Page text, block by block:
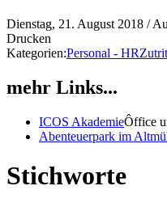
Dienstag, 21. August 2018 /
Drucken
Kategorien:Personal - HR
mehr Links...
ICOS AkademieÔffice
Abenteuerpark im
Stichworte